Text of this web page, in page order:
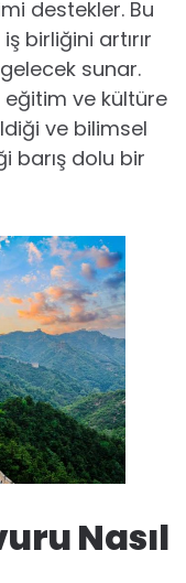
destekler. Bu
birliğini artırır
sunar.
eğitim ve kültüre
ve bilimsel
barış dolu bir
Nasıl